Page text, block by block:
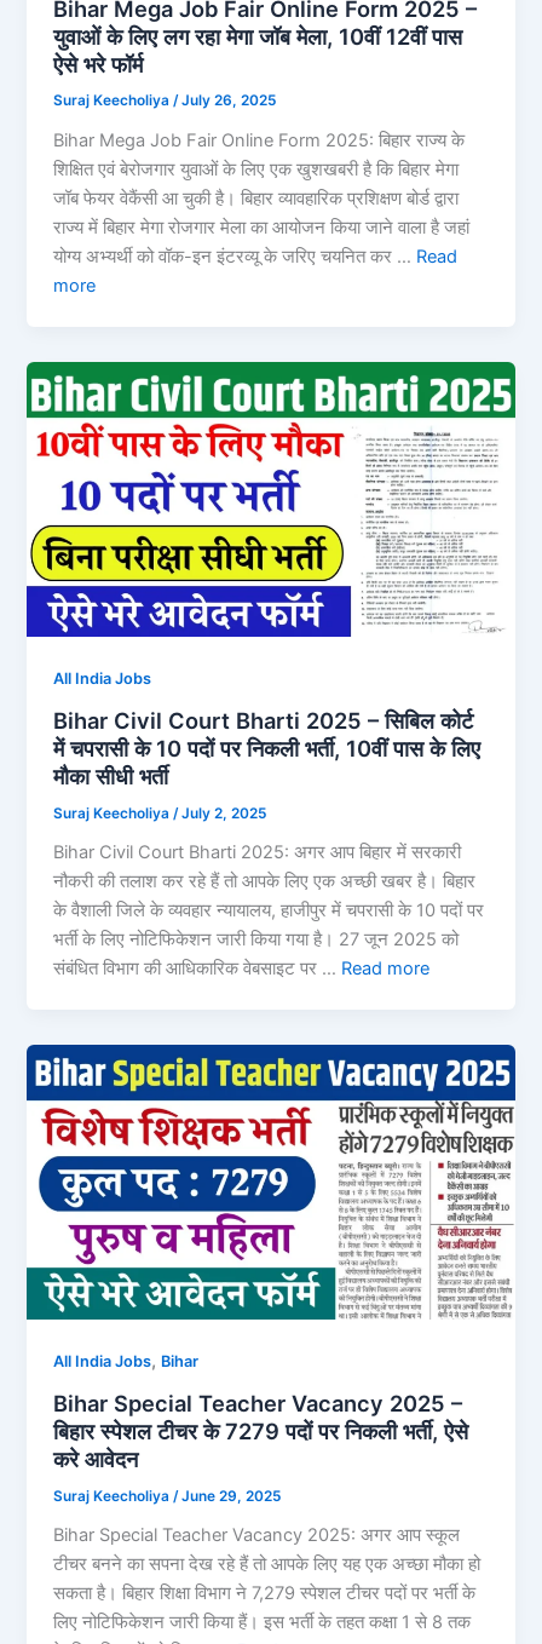
Bihar Mega Job Fair Online Form 2025 –
युवाओं के लिए लग रहा मेगा जॉब मेला, 10वीं 12वीं पास
ऐसे भरे फॉर्म
Suraj Keecholiya/July 26, 2025
Bihar Mega Job Fair Online Form 2025: बिहार राज्य के
शिक्षित एवं बेरोजगार युवाओं के लिए एक खुशखबरी है कि बिहार मेगा
जॉब फेयर वेकैंसी आ चुकी है। बिहार व्यावहारिक प्रशिक्षण बोर्ड द्वारा
राज्य में बिहार मेगा रोजगार मेला का आयोजन किया जाने वाला है जहां
योग्य अभ्यर्थी को वॉक-इन इंटरव्यू के जरिए चयनित कर … Read
more
All India Jobs
Bihar Civil Court Bharti 2025 – सिबिल कोर्ट
में चपरासी के 10 पदों पर निकली भर्ती, 10वीं पास के लिए
मौका सीधी भर्ती
Suraj Keecholiya /July 2, 2025
Bihar Civil Court Bharti 2025: अगर आप बिहार में सरकारी
नौकरी की तलाश कर रहे हैं तो आपके लिए एक अच्छी खबर है। बिहार
के वैशाली जिले के व्यवहार न्यायालय, हाजीपुर में चपरासी के 10 पदों पर
भर्ती के लिए नोटिफिकेशन जारी किया गया है। 27 जून 2025 को
संबंधित विभाग की आधिकारिक वेबसाइट पर … Read more
All India Jobs, Bihar
Bihar Special Teacher Vacancy 2025 –
बिहार स्पेशल टीचर के 7279 पदों पर निकली भर्ती, ऐसे
करे आवेदन
Suraj Keecholiya /June 29, 2025
Bihar Special Teacher Vacancy 2025: अगर आप स्कूल
टीचर बनने का सपना देख रहे हैं तो आपके लिए यह एक अच्छा मौका हो
सकता है। बिहार शिक्षा विभाग ने 7,279 स्पेशल टीचर पदों पर भर्ती के
लिए नोटिफिकेशन जारी किया हैं। इस भर्ती के तहत कक्षा 1 से 8 तक